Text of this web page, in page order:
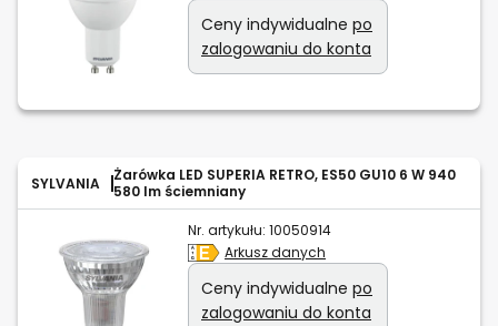
Ceny indywidualne po
zalogowaniu do konta
SYLVANIA
Żarówka LED SUPERIA RETRO, ES50 GU10 6 W 940
580 lm ściemniany
Nr. artykułu: 10050914
Arkusz danych
Ceny indywidualne po
zalogowaniu do konta